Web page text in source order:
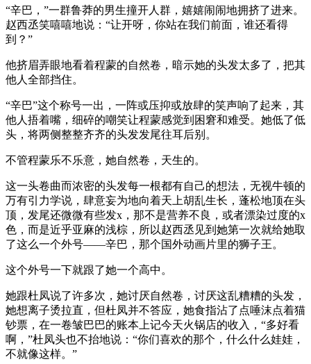
“辛巴，”一群鲁莽的男生撞开人群，嬉嬉闹闹地拥挤了进来。
赵西丞笑嘻嘻地说：“让开呀，你站在我们前面，谁还看得
到？”
他挤眉弄眼地看着程蒙的自然卷，暗示她的头发太多了，把其
他人全部挡住。
“辛巴”这个称号一出，一阵或压抑或放肆的笑声响了起来，其
他人捂着嘴，细碎的嘲笑让程蒙感觉到困窘和难受。她低了低
头，将两侧整整齐齐的头发发尾往耳后别。
不管程蒙乐不乐意，她自然卷，天生的。
这一头卷曲而浓密的头发每一根都有自己的想法，无视牛顿的
万有引力学说，肆意妄为地向着天上胡乱生长，蓬松地顶在头
顶，发尾还微微有些发x，那不是营养不良，或者漂染过度的x
色，而是近乎亚麻的浅棕，所以赵西丞见到她第一次就给她取
了这么一个外号——辛巴，那个国外动画片里的狮子王。
这个外号一下就跟了她一个高中。
她跟杜凤说了许多次，她讨厌自然卷，讨厌这乱糟糟的头发，
她想离子烫拉直，但杜凤并不答应，她食指沾了点唾沫点着猫
钞票，在一卷皱巴巴的账本上记今天火锅店的收入，“多好看
啊，”杜凤头也不抬地说：“你们喜欢的那个，什么什么娃娃，
不就像这样。”